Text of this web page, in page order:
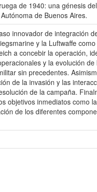
de 1940: una génesis
de Buenos Aires.
innovador de integración
y la Luftwaffe
a concebir la operación,
y la evolución
sin precedentes.
de la invasión y las
de la campaña.
inmediatos como
de los diferentes